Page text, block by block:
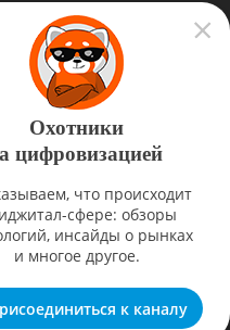
при грантовой
информационных
наш сайт был
«Согласен», вы
в соответствии с нашей
Охотники
цифровизацией
что происходит
сфере: обзоры
инсайды о рынках
и многое другое.
к каналу